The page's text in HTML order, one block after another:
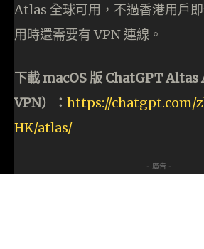
Atlas 全球可用，不過香港用戶
用時還需要有 VPN 連線。
下載 macOS 版 ChatGPT Altas
VPN）： https://chatgpt.com/
HK/atlas/
- 廣告 -